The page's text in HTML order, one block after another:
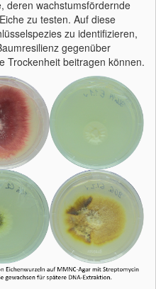
deren wachstumsfördernde
zu testen. Auf diese
zu identifizieren,
gegenüber
Trockenheit beitragen können.